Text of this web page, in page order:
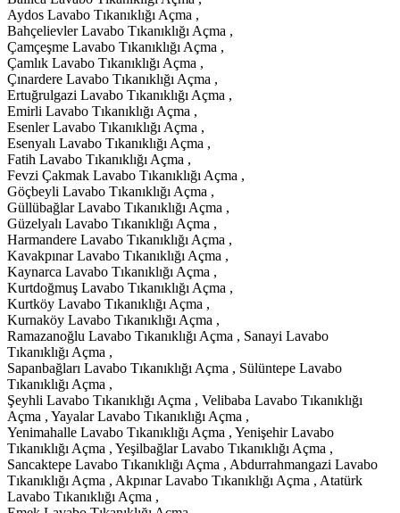
Aydos Lavabo Tıkanıklığı Açma ,
Bahçelievler Lavabo Tıkanıklığı Açma ,
Çamçeşme Lavabo Tıkanıklığı Açma ,
Çamlık Lavabo Tıkanıklığı Açma ,
Çınardere Lavabo Tıkanıklığı Açma ,
Ertuğrulgazi Lavabo Tıkanıklığı Açma ,
Emirli Lavabo Tıkanıklığı Açma ,
Esenler Lavabo Tıkanıklığı Açma ,
Esenyalı Lavabo Tıkanıklığı Açma ,
Fatih Lavabo Tıkanıklığı Açma ,
Fevzi Çakmak Lavabo Tıkanıklığı Açma ,
Göçbeyli Lavabo Tıkanıklığı Açma ,
Güllübağlar Lavabo Tıkanıklığı Açma ,
Güzelyalı Lavabo Tıkanıklığı Açma ,
Harmandere Lavabo Tıkanıklığı Açma ,
Kavakpınar Lavabo Tıkanıklığı Açma ,
Kaynarca Lavabo Tıkanıklığı Açma ,
Kurtdoğmuş Lavabo Tıkanıklığı Açma ,
Kurtköy Lavabo Tıkanıklığı Açma ,
Kurnaköy Lavabo Tıkanıklığı Açma ,
Ramazanoğlu Lavabo Tıkanıklığı Açma , Sanayi Lavabo
Tıkanıklığı Açma ,
Sapanbağları Lavabo Tıkanıklığı Açma , Sülüntepe Lavabo
Tıkanıklığı Açma ,
Şeyhli Lavabo Tıkanıklığı Açma , Velibaba Lavabo Tıkanıklığı
Açma , Yayalar Lavabo Tıkanıklığı Açma ,
Yenimahalle Lavabo Tıkanıklığı Açma , Yenişehir Lavabo
Tıkanıklığı Açma , Yeşilbağlar Lavabo Tıkanıklığı Açma ,
Sancaktepe Lavabo Tıkanıklığı Açma , Abdurrahmangazi Lavabo
Tıkanıklığı Açma , Akpınar Lavabo Tıkanıklığı Açma , Atatürk
Lavabo Tıkanıklığı Açma ,